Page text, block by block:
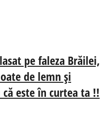
pe faleza Brăilei,
de lemn și
este în curtea ta !!